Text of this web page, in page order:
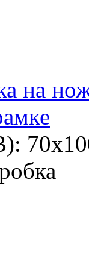
на